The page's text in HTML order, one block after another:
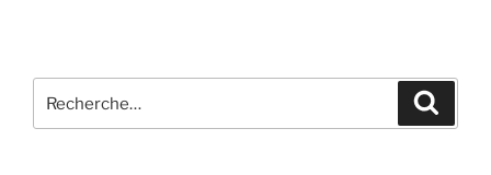
pour